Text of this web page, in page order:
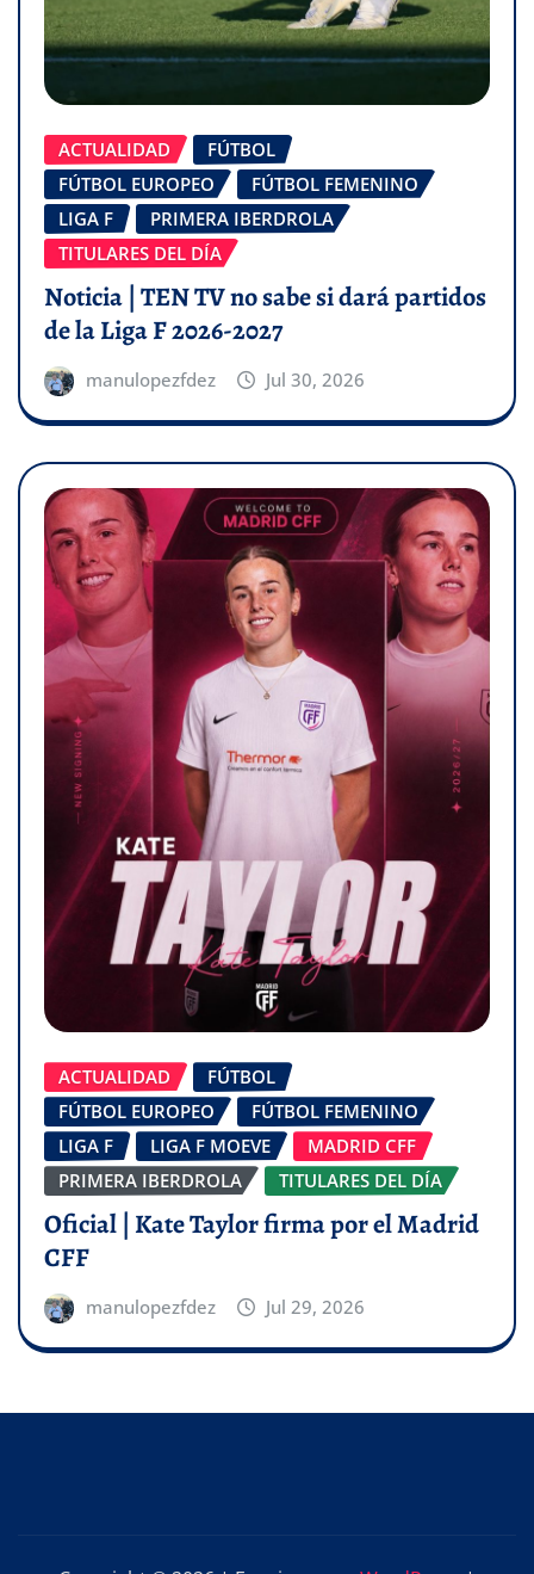
ACTUALIDAD
FÚTBOL
FÚTBOL EUROPEO
FÚTBOL FEMENINO
LIGA F
PRIMERA IBERDROLA
TITULARES DEL DÍA
Noticia | TEN TV no sabe si dará partidos
de la Liga F 2026-2027
manulopezfdez Jul 30, 2026
ACTUALIDAD
FÚTBOL
FÚTBOL EUROPEO
FÚTBOL FEMENINO
LIGA F
LIGA F MOEVE
MADRID CFF
PRIMERA IBERDROLA
TITULARES DEL DÍA
Oficial | Kate Taylor firma por el Madrid
CFF
manulopezfdez Jul 29, 2026